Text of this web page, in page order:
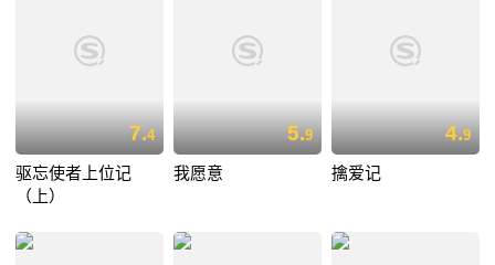
7.4
驱忘使者上位记
（上）
5.9
我愿意
4.9
擒爱记